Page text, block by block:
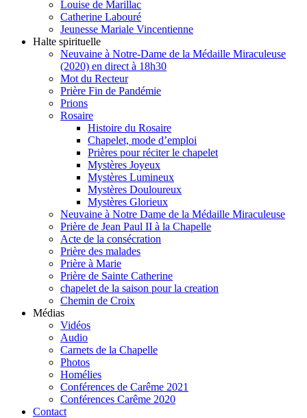
Louise de Marillac
Catherine Labouré
Jeunesse Mariale Vincentienne
Halte spirituelle
Neuvaine à Notre-Dame de la Médaille Miraculeuse
(2020) en direct à 18h30
Mot du Recteur
Prière Fin de Pandémie
Prions
Rosaire
Histoire du Rosaire
Chapelet, mode d’emploi
Prières pour réciter le chapelet
Mystères Joyeux
Mystères Lumineux
Mystères Douloureux
Mystères Glorieux
Neuvaine à Notre Dame de la Médaille Miraculeuse
Prière de Jean Paul II à la Chapelle
Acte de la consécration
Prière des malades
Prière à Marie
Prière de Sainte Catherine
chapelet de la saison pour la creation
Chemin de Croix
Médias
Vidéos
Audio
Carnets de la Chapelle
Photos
Homélies
Conférences de Carême 2021
Conférences Carême 2020
Contact